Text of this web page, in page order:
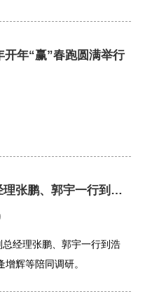
开年“赢”春跑圆满举行
奥维通信股份有限公司副总经理张鹏、郭宇一行到浩海科技参观调研
经理张鹏、郭宇一行到浩
辉等陪同调研。